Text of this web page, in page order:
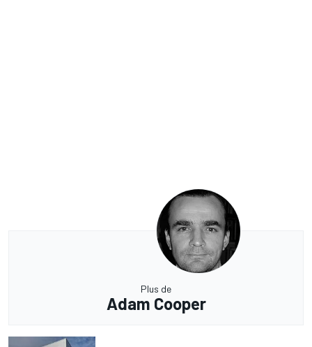
Plus de
Adam Cooper